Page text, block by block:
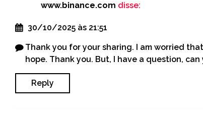
www.binance.com disse:
30/10/2025 às 21:51
Thank you for your sharing. I am worried
hope. Thank you. But, I have a question, can
Reply